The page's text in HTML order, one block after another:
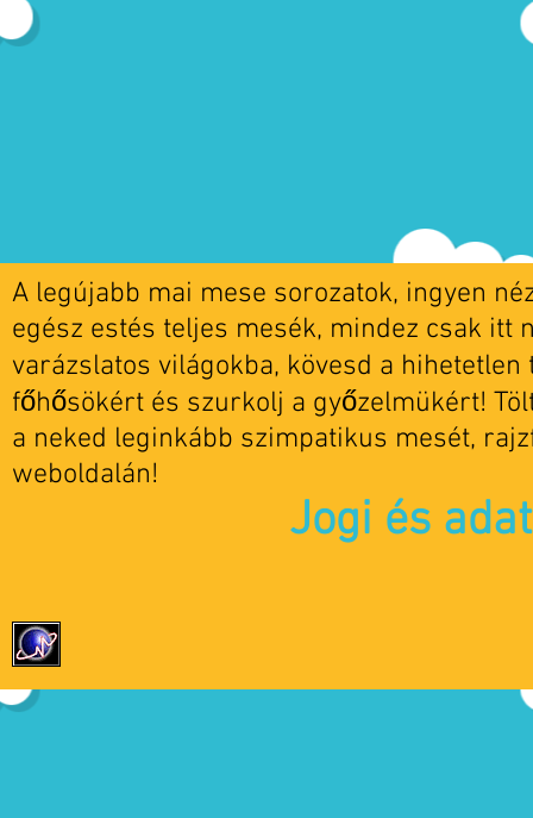
A legújabb mai mese sorozatok, ingyen
egész estés teljes mesék, mindez csak itt
varázslatos világokba, kövesd a
főhősökért és szurkolj a győzelmükért!
a neked leginkább szimpatikus mesét,
weboldalán!
Jogi és